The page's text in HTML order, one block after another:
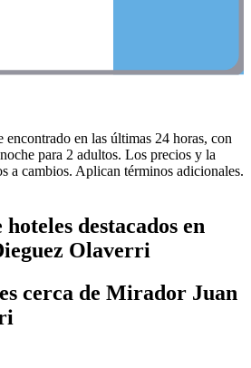
encontrado en las últimas 24 horas, con
para 2 adultos. Los precios y la
a cambios. Aplican términos adicionales.
destacados en
Olaverri
cerca de Mirador Juan